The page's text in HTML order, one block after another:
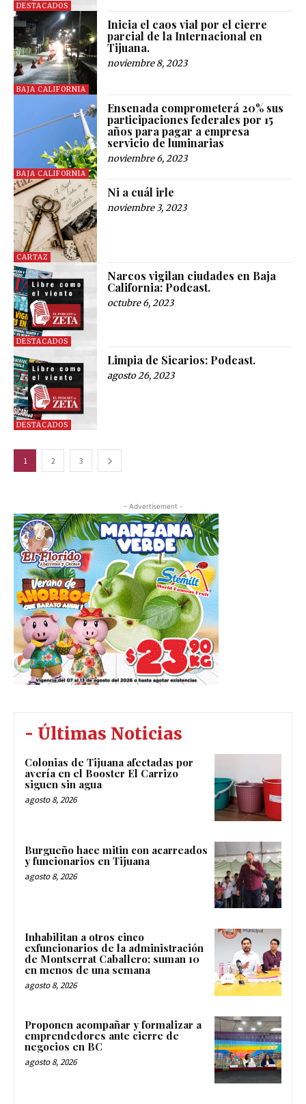
DESTACADOS
BAJA CALIFORNIA
Inicia el caos vial por el cierre
parcial de la Internacional en
Tijuana.
noviembre 8, 2023
BAJA CALIFORNIA
Ensenada comprometerá 20% sus
participaciones federales por 15
años para pagar a empresa
servicio de luminarias
noviembre 6, 2023
CARTAZ
Ni a cuál irle
noviembre 3, 2023
DESTACADOS
Narcos vigilan ciudades en Baja
California: Podcast.
octubre 6, 2023
DESTACADOS
Limpia de Sicarios: Podcast.
agosto 26, 2023
1 2 3
- Advertisement -
- Últimas Noticias
Colonias de Tijuana afectadas por
avería en el Booster El Carrizo
siguen sin agua
agosto 8, 2026
Burgueño hace mitin con acarreados
y funcionarios en Tijuana
agosto 8, 2026
Inhabilitan a otros cinco
exfuncionarios de la administración
de Montserrat Caballero; suman 10
en menos de una semana
agosto 8, 2026
Proponen acompañar y formalizar a
emprendedores ante cierre de
negocios en BC
agosto 8, 2026